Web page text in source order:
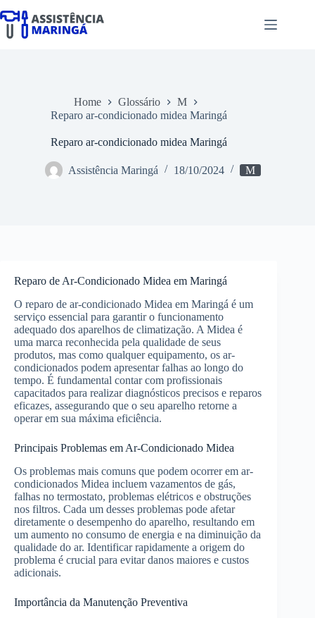
para
Home Glossário
M
Reparo ar-condicionado midea Maringá
Reparo ar-condicionado midea Maringá
Assistência Maringá 18/10/2024 M
Reparo de Ar-Condicionado Midea em Maringá
O reparo de ar-condicionado Midea em Maringá é um
serviço essencial para garantir o funcionamento
adequado dos aparelhos de climatização. A Midea é
uma marca reconhecida pela qualidade de seus
produtos, mas como qualquer equipamento, os ar-
condicionados podem apresentar falhas ao longo do
tempo. É fundamental contar com profissionais
capacitados para realizar diagnósticos precisos e reparos
eficazes, assegurando que o seu aparelho retorne a
operar em sua máxima eficiência.
Principais Problemas em Ar-Condicionado Midea
Os problemas mais comuns que podem ocorrer em ar-
condicionados Midea incluem vazamentos de gás,
falhas no termostato, problemas elétricos e obstruções
nos filtros. Cada um desses problemas pode afetar
diretamente o desempenho do aparelho, resultando em
um aumento no consumo de energia e na diminuição da
qualidade do ar. Identificar rapidamente a origem do
problema é crucial para evitar danos maiores e custos
adicionais.
Importância da Manutenção Preventiva